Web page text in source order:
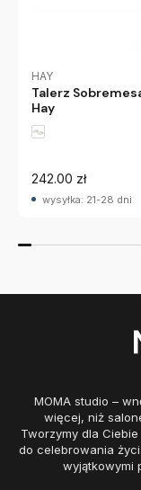
HAY
Talerz
Hay
242.00 zł
wysyłka: 21-28 dni
MOMA studio –
więcej, niż
Tworzymy dla
do celebrowania
wyjątkowymi